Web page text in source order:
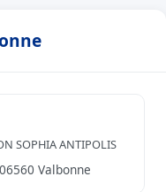
SOPHIA ANTIPOLIS
Valbonne